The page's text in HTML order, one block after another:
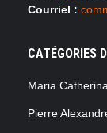
Courriel :
CATÉGORIES
Maria
Pierre